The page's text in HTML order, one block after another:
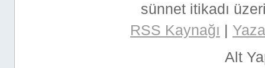
sünnet itikadı
RSS Kaynağı |
Alt